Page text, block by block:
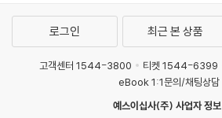
로그인 최근 본 상품
고객센터 1544-3800 티켓 1544-6399
eBook 1:1문의/채팅상담
예스이십사(주) 사업자 정보